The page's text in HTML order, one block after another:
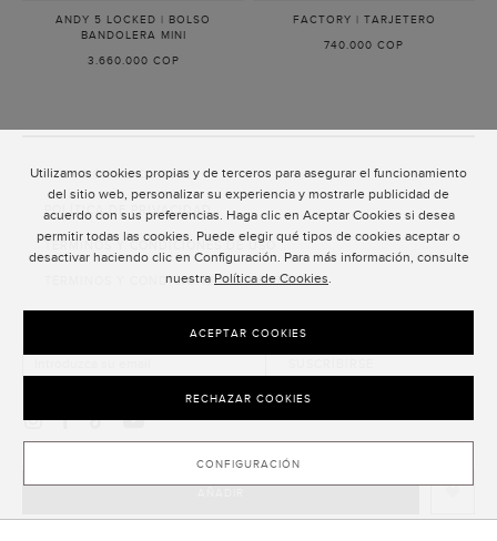
Utilizamos cookies propias y de terceros para asegurar el funcionamiento
del sitio web, personalizar su experiencia y mostrarle publicidad de
acuerdo con sus preferencias. Haga clic en Aceptar Cookies si desea
permitir todas las cookies. Puede elegir qué tipos de cookies aceptar o
desactivar haciendo clic en Configuración. Para más información, consulte
nuestra Política de Cookies.
CONFIGURACIÓN
RECHAZAR COOKIES
ACEPTAR COOKIES
ANDY 5 LOCKED | BOLSO
BANDOLERA MINI
3.660.000 COP
FACTORY | TARJETERO
740.000 COP
ATENCIÓN AL CLIENTE
POLÍTICA DE PRIVACIDAD
TÉRMINOS Y CONDICIONES DE USO
TÉRMINOS Y CONDICIONES DE VENTA
SUSCRIPCIÓN AL NEWSLETTER